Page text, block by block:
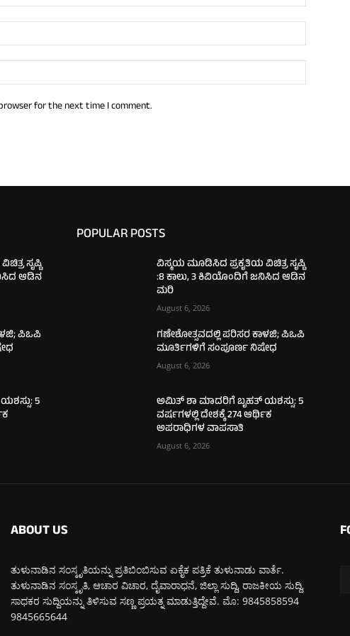
for the next time I comment.
ಸೃಷ್ಟಿ
ಆಡಿನ
ಪಿಒಪಿ
5
POPULAR POSTS
ವಿಸ್ಮಯ ಮೂಡಿಸಿದ ಪ್ರಕೃತಿಯ ವಿಚಿತ್ರ ಸೃಷ್ಟಿ
:8 ಕಾಲು, 3 ಕಿವಿಯೊಂದಿಗೆ ಜನಿಸಿದ ಆಡಿನ
ಮರಿ
August 6, 2026
ಗಣೇಶೋತ್ಸವದಲ್ಲಿ ಪರಿಸರ ಕಾಳಜಿ; ಪಿಒಪಿ
ಮೂರ್ತಿಗಳಿಗೆ ಸಂಪೂರ್ಣ ನಿಷೇಧ
August 6, 2026
ಅಮಿತ್ ಶಾ ಮಾದರಿಗೆ ಬೃಹತ್ ಯಶಸ್ಸು: 5
ವರ್ಷಗಳಲ್ಲಿ ದೇಶಕ್ಕೆ 274 ಆರ್ಥಿಕ
ಅಪರಾಧಿಗಳ ವಾಪಸಾತಿ
August 6, 2026
ABOUT US
ತುಳುನಾಡಿನ ಸಂಸ್ಕೃತಿಯನ್ನು ಪ್ರತಿಬಿಂಬಿಸುವ ಏಕೈಕ ಪತ್ರಿಕೆ ತುಳುನಾಡು ವಾರ್ತೆ.
ತುಳುನಾಡಿನ ಸಂಸ್ಕೃತಿ, ಆಚಾರ ವಿಚಾರ, ದೈವಾರಾಧನೆ, ಜಿಲ್ಲಾ ಸುದ್ದಿ, ರಾಜಕೀಯ ಸುದ್ದಿ,
ಸಾಧಕರ ಸುದ್ದಿಯನ್ನು ತಿಳಿಸುವ ಸಣ್ಣ ಪ್ರಯತ್ನ ಮಾಡುತ್ತಿದ್ದೇವೆ. ಮೊ: 9845858594
9845665644